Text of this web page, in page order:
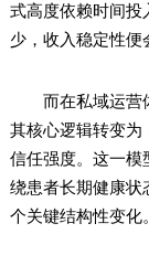
式高度依赖时间投
少，收入稳定性便
而在私域运营体
其核心逻辑转变为
信任强度。这一模
绕患者长期健康状
个关键结构性变化。